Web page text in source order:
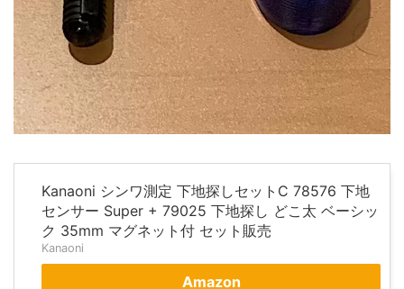
Kanaoni シンワ測定 下地探しセットC 78576 下地
センサー Super + 79025 下地探し どこ太 ベーシッ
ク 35mm マグネット付 セット販売
Kanaoni
Amazon